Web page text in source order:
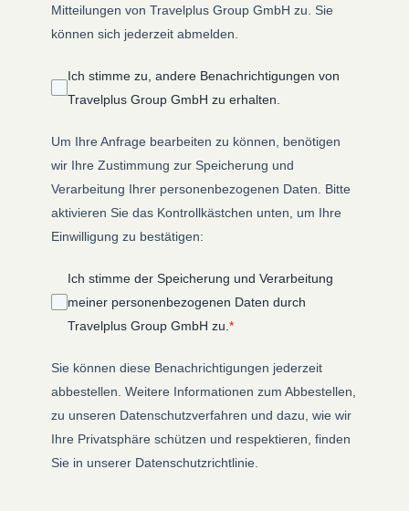
Mitteilungen von Travelplus Group GmbH zu. Sie
können sich jederzeit abmelden.
Ich stimme zu, andere Benachrichtigungen von
Travelplus Group GmbH zu erhalten.
Um Ihre Anfrage bearbeiten zu können, benötigen
wir Ihre Zustimmung zur Speicherung und
Verarbeitung Ihrer personenbezogenen Daten. Bitte
aktivieren Sie das Kontrollkästchen unten, um Ihre
Einwilligung zu bestätigen:
Ich stimme der Speicherung und Verarbeitung
meiner personenbezogenen Daten durch
Travelplus Group GmbH zu.*
Sie können diese Benachrichtigungen jederzeit
abbestellen. Weitere Informationen zum Abbestellen,
zu unseren Datenschutzverfahren und dazu, wie wir
Ihre Privatsphäre schützen und respektieren, finden
Sie in unserer Datenschutzrichtlinie.